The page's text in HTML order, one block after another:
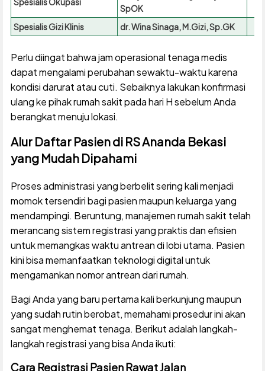
SpOK
Spesialis Gizi Klinis
dr. Wina Sinaga, M.Gizi, Sp.GK
Perlu diingat bahwa jam operasional tenaga medis
dapat mengalami perubahan sewaktu-waktu karena
kondisi darurat atau cuti. Sebaiknya lakukan konfirmasi
ulang ke pihak rumah sakit pada hari H sebelum Anda
berangkat menuju lokasi.
Alur Daftar Pasien di RS Ananda Bekasi
yang Mudah Dipahami
Proses administrasi yang berbelit sering kali menjadi
momok tersendiri bagi pasien maupun keluarga yang
mendampingi. Beruntung, manajemen rumah sakit telah
merancang sistem registrasi yang praktis dan efisien
untuk memangkas waktu antrean di lobi utama. Pasien
kini bisa memanfaatkan teknologi digital untuk
mengamankan nomor antrean dari rumah.
Bagi Anda yang baru pertama kali berkunjung maupun
yang sudah rutin berobat, memahami prosedur ini akan
sangat menghemat tenaga. Berikut adalah langkah-
langkah registrasi yang bisa Anda ikuti:
Cara Registrasi Pasien Rawat Jalan